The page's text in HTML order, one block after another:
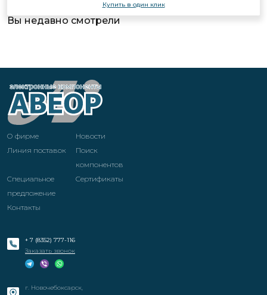
Купить в один клик
Вы недавно смотрели
О фирме
Новости
Линия поставок
Поиск
компонентов
Специальное
предложение
Cертификаты
Контакты
+ 7 (8352) 777-116
Заказать звонок
г. Новочебоксарск,